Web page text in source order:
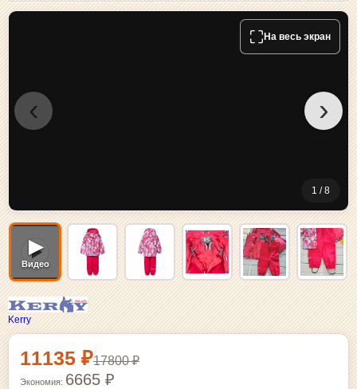
⛶ На весь экран
‹ ›
1 / 8
▶
Видео
Kerry
Выбор размера и покупка
17800 ₽
11135 ₽
Экономия: 6665 ₽